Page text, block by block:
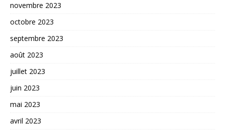
novembre 2023
octobre 2023
septembre 2023
août 2023
juillet 2023
juin 2023
mai 2023
avril 2023